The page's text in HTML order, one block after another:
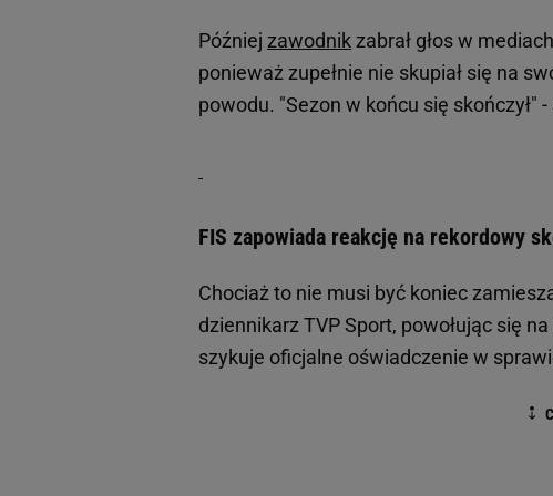
Później zawodnik zabrał głos w
ponieważ zupełnie nie skupiał się na
powodu. "Sezon w końcu się skończył"
FIS zapowiada reakcję na rekordowy
Chociaż to nie musi być koniec
dziennikarz TVP Sport, powołując się
szykuje oficjalne oświadczenie w